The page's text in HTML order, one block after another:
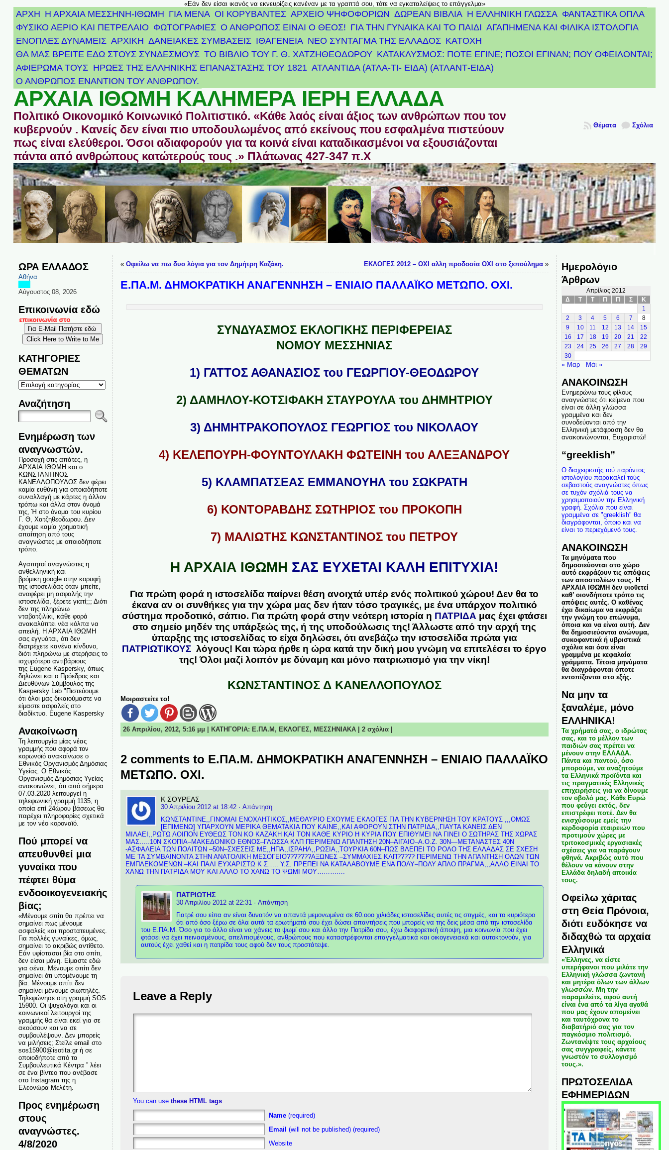
«Εάν δεν είσαι ικανός να εκνευρίζεις κανέναν με τα γραπτά σου, τότε να εγκαταλείψεις το επάγγελμα»
ΑΡΧΗ Η ΑΡΧΑΙΑ ΜΕΣΣΗΝΗ-ΙΘΩΜΗ ΓΙΑ ΜΕΝΑ ΟΙ ΚΟΡΥΒΑΝΤΕΣ ΑΡΧΕΊΟ ΨΗΦΟΦΟΡΙΏΝ ΔΩΡΕΑΝ ΒΙΒΛΙΑ Η ΕΛΛΗΝΙΚΗ ΓΛΩΣΣΑ ΦΑΝΤΑΣΤΙΚΑ ΟΠΛΑ
ΦΥΣΙΚΟ ΑΕΡΙΟ ΚΑΙ ΠΕΤΡΕΛΑΙΟ ΦΩΤΟΓΡΑΦΙΕΣ Ο ΑΝΘΡΩΠΟΣ ΕΙΝΑΙ Ο ΘΕΟΣ! ΓΙΑ ΤΗΝ ΓΥΝΑΙΚΑ ΚΑΙ ΤΟ ΠΑΙΔΙ ΑΓΑΠΗΜΕΝΑ ΚΑΙ ΦΙΛΙΚΑ ΙΣΤΟΛΟΓΙΑ
ΕΝΟΠΛΕΣ ΔΥΝΑΜΕΙΣ ΑΡΧΙΚΉ ΔΑΝΕΙΑΚΕΣ ΣΥΜΒΑΣΕΙΣ ΙΘΑΓΕΝΕΙΑ ΝΕΟ ΣΥΝΤΑΓΜΑ ΤΗΣ ΕΛΛΑΔΟΣ ΚΑΤΟΧΗ
ΘΑ ΜΑΣ ΒΡΕΙΤΕ ΕΔΩ ΣΤΟΥΣ ΣΥΝΔΕΣΜΟΥΣ ΤΟ ΒΙΒΛΙΟ ΤΟΥ Γ. Θ. ΧΑΤΖΗΘΕΟΔΩΡΟΥ ΚΑΤΑΚΛΥΣΜΟΣ: ΠΟΤΕ ΕΓΙΝΕ; ΠΟΣΟΙ ΕΓΙΝΑΝ; ΠΟΥ ΟΦΕΙΛΟΝΤΑΙ;
ΑΦΙΈΡΩΜΑ ΤΟΥΣ ΉΡΩΕΣ ΤΗΣ ΕΛΛΗΝΙΚΉΣ ΕΠΑΝΆΣΤΑΣΗΣ ΤΟΥ 1821 ΑΤΛΑΝΤΊΔΑ (ΑΤΛΑ-ΤΙ- ΕΙΔΑ) (ΑΤΛΑΝΤ-ΕΙΔΑ)
Ο ΑΝΘΡΩΠΟΣ ΕΝΑΝΤΙΟΝ ΤΟΥ ΑΝΘΡΩΠΟΥ.
ΑΡΧΑΙΑ ΙΘΩΜΗ ΚΑΛΗΜΕΡΑ ΙΕΡΗ ΕΛΛΑΔΑ
Πολιτικό Οικονομικό Κοινωνικό Πολιτιστικό. «Κάθε λαός είναι άξιος των ανθρώπων που τον
κυβερνούν . Κανείς δεν είναι πιο υποδουλωμένος από εκείνους που εσφαλμένα πιστεύουν
πως είναι ελεύθεροι. Όσοι αδιαφορούν για τα κοινά είναι καταδικασμένοι να εξουσιάζονται
πάντα από ανθρώπους κατώτερούς τους .» Πλάτωνας 427-347 π.Χ
Σχόλια
Θέματα
ΩΡΑ ΕΛΛΑΔΟΣ
Αθήνα
Αύγουστος 08, 2026
Επικοινωνία εδώ
επικοινωνία στο
ΚΑΤΗΓΟΡΙΕΣ
ΘΕΜΑΤΩΝ
ΚΑΤΗΓΟΡΙΕΣ
ΘΕΜΑΤΩΝ
Αναζήτηση
Ενημέρωση των
αναγνωστών.
Προσοχή στις απάτες, η
ΑΡΧΑΙΑ ΙΘΩΜΗ και ο
ΚΩΝΣΤΑΝΤΙΝΟΣ
ΚΑΝΕΛΛΟΠΟΥΛΟΣ δεν φέρει
καμία ευθύνη για οποιαδήποτε
συναλλαγή με κάρτες η άλλον
τρόπω και άλλα στον όνομά
της, Ή στο όνομα του κυρίου
Γ. Θ, Χατζηθεοδωρου. Δεν
έχουμε καμία χρηματική
απαίτηση από τους
αναγνώστες με οποιοδήποτε
τρόπο.
Αγαπητοί αναγνώστες η
ανθελληνική και
βρόμικη google στην κορυφή
της ιστοσελίδας όταν μπείτε,
αναφέρει μη ασφαλής την
ιστοσελίδα, ξέρετε γιατί;;; Διότι
δεν της πληρώνω
νταβατζιλίκι, κάθε φορά
ανακαλύπτει νέα κόλπα να
απειλή. Η ΑΡΧΑΙΑ ΙΘΩΜΗ
σας εγγυάται, ότι δεν
διατρέχετε κανένα κίνδυνο,
διότι πληρώνω με στερήσεις το
ισχυρότερο αντιβάριους
της Eugene Kaspersky, όπως
δηλώνει και ο Πρόεδρος και
Διευθύνων Σύμβουλος της
Kaspersky Lab "Πιστεύουμε
ότι όλοι μας δικαιούμαστε να
είμαστε ασφαλείς στο
διαδίκτυο. Eugene Kaspersky
Ανακοίνωση
Τη λειτουργία μίας νέας
γραμμής που αφορά τον
κορωνοϊό ανακοίνωσε ο
Εθνικός Οργανισμός Δημόσιας
Υγείας. Ο Εθνικός
Οργανισμός Δημόσιας Υγείας
ανακοινώνει, ότι από σήμερα
07.03.2020 λειτουργεί η
τηλεφωνική γραμμή 1135, η
οποία επί 24ώρου βάσεως θα
παρέχει πληροφορίες σχετικά
με τον νέο κοροναϊό.
Πού μπορεί να
απευθυνθεί μια
γυναίκα που
πέφτει θύμα
ενδοοικογενειακής
βίας;
«Μένουμε σπίτι θα πρέπει να
σημαίνει πως μένουμε
ασφαλείς και προστατευμένες.
Για πολλές γυναίκες, όμως,
σημαίνει το ακριβώς αντίθετο.
Εάν υφίστασαι βία στο σπίτι,
δεν είσαι μόνη. Είμαστε εδώ
για σένα. Μένουμε σπίτι δεν
σημαίνει ότι υπομένουμε τη
βία. Μένουμε σπίτι δεν
σημαίνει μένουμε σιωπηλές.
Τηλεφώνησε στη γραμμή SOS
15900. Οι ψυχολόγοι και οι
κοινωνικοί λειτουργοί της
γραμμής θα είναι εκεί για σε
ακούσουν και να σε
συμβουλέψουν. Δεν μπορείς
να μιλήσεις; Στείλε email στο
sos15900@isotita.gr ή σε
οποιοδήποτε από τα
Συμβουλευτικά Κέντρα ” λέει
σε ένα βίντεο που ανέβασε
στο Instagram της η
Ελεονώρα Μελέτη.
Προς ενημέρωση
στους
αναγνώστες.
4/8/2020
« Οφείλω να πω δυο λόγια για τον Δημήτρη Καζάκη. ΕΚΛΟΓΕΣ 2012 – OXI αλλη προδοσία ΟΧΙ στο ξεπούλημα»
Ε.ΠΑ.Μ. ΔΗΜΟΚΡΑΤΙΚΗ ΑΝΑΓΕΝΝΗΣΗ – ΕΝΙΑΙΟ ΠΑΛΛΑΪΚΟ ΜΕΤΩΠΟ. ΟΧΙ.
ΣΥΝΔΥΑΣΜΟΣ ΕΚΛΟΓΙΚΗΣ ΠΕΡΙΦΕΡΕΙΑΣ
ΝΟΜΟΥ ΜΕΣΣΗΝΙΑΣ
1) ΓΑΤΤΟΣ ΑΘΑΝΑΣΙΟΣ του ΓΕΩΡΓΙΟΥ-ΘΕΟΔΩΡΟΥ
2) ΔΑΜΗΛΟΥ-ΚΟΤΣΙΦΑΚΗ ΣΤΑΥΡΟΥΛΑ του ΔΗΜΗΤΡΙΟΥ
3) ΔΗΜΗΤΡΑΚΟΠΟΥΛΟΣ ΓΕΩΡΓΙΟΣ του ΝΙΚΟΛΑΟΥ
4) ΚΕΛΕΠΟΥΡΗ-ΦΟΥΝΤΟΥΛΑΚΗ ΦΩΤΕΙΝΗ του ΑΛΕΞΑΝΔΡΟΥ
5) ΚΛΑΜΠΑΤΣΕΑΣ ΕΜΜΑΝΟΥΗΛ του ΣΩΚΡΑΤΗ
6) ΚΟΝΤΟΡΑΒΔΗΣ ΣΩΤΗΡΙΟΣ του ΠΡΟΚΟΠΗ
7) ΜΑΛΙΩΤΗΣ ΚΩΝΣΤΑΝΤΙΝΟΣ του ΠΕΤΡΟΥ
Η ΑΡΧΑΙΑ ΙΘΩΜΗ ΣΑΣ ΕΥΧΕΤΑΙ ΚΑΛΗ ΕΠΙΤΥΧΙΑ!
Για πρώτη φορά η ιστοσελίδα παίρνει θέση ανοιχτά υπέρ ενός πολιτικού χώρου! Δεν θα το
έκανα αν οι συνθήκες για την χώρα μας δεν ήταν τόσο τραγικές, με ένα υπάρχον πολιτικό
σύστημα προδοτικό, σάπιο. Για πρώτη φορά στην νεότερη ιστορία η ΠΑΤΡΙΔΑ μας έχει φτάσει
στο σημείο μηδέν της υπάρξεώς της, ή της υποδούλωσις της! Άλλωστε από την αρχή της
ύπαρξης της ιστοσελίδας το είχα δηλώσει, ότι ανεβάζω την ιστοσελίδα πρώτα για
ΠΑΤΡΙΩΤΙΚΟΥΣ λόγους! Και τώρα ήρθε η ώρα κατά την δική μου γνώμη να επιτελέσει το έργο
της! Όλοι μαζί λοιπόν με δύναμη και μόνο πατριωτισμό για την νίκη!
ΚΩΝΣΤΑΝΤΙΝΟΣ Δ ΚΑΝΕΛΛΟΠΟΥΛΟΣ
Μοιραστείτε το!
26 Απριλίου, 2012, 5:16 μμ | ΚΑΤΗΓΟΡΙΑ: Ε.ΠΑ.Μ, ΕΚΛΟΓΕΣ, ΜΕΣΣΗΝΙΑΚΑ| 2 σχόλια|
2 comments to Ε.ΠΑ.Μ. ΔΗΜΟΚΡΑΤΙΚΗ ΑΝΑΓΕΝΝΗΣΗ – ΕΝΙΑΙΟ ΠΑΛΛΑΪΚΟ
ΜΕΤΩΠΟ. ΟΧΙ.
Κ ΣΟΥΡΕΑΣ
30 Απριλίου 2012 at 18:42 · Απάντηση
ΚΩΝΣΤΑΝΤΙΝΕ,,ΓΙΝΟΜΑΙ ΕΝΟΧΛΗΤΙΚΟΣ,,ΜΕΘΑΥΡΙΟ ΕΧΟΥΜΕ ΕΚΛΟΓΕΣ ΓΙΑ ΤΗΝ ΚΥΒΕΡΝΗΣΗ ΤΟΥ ΚΡΑΤΟΥΣ ,,,ΟΜΩΣ
[ΕΠΙΜΕΝΩ] ΥΠΑΡΧΟΥΝ ΜΕΡΙΚΑ ΘΕΜΑΤΑΚΙΑ ΠΟΥ ΚΑΙΝΕ,,ΚΑΙ ΑΦΟΡΟΥΝ ΣΤΗΝ ΠΑΤΡΙΔΑ,,ΓΙΑΥΤΑ ΚΑΝΕΙΣ ΔΕΝ
ΜΙΛΑΕΙ,,ΡΩΤΩ ΛΟΙΠΟΝ ΕΥΘΕΩΣ ΤΟΝ ΚΟ ΚΑΖΑΚΗ ΚΑΙ ΤΟΝ ΚΑΘΕ ΚΥΡΙΟ Η ΚΥΡΙΑ ΠΟΥ ΕΠΙΘΥΜΕΙ ΝΑ ΓΙΝΕΙ Ο ΣΩΤΗΡΑΣ ΤΗΣ ΧΩΡΑΣ
ΜΑΣ…..10Ν ΣΚΟΠΙΑ–ΜΑΚΕΔΟΝΙΚΟ ΕΘΝΟΣ–ΓΛΩΣΣΑ ΚΛΠ ΠΕΡΙΜΕΝΩ ΑΠΑΝΤΗΣΗ 20Ν–ΑΙΓΑΙΟ–Α.Ο.Ζ. 30Ν—ΜΕΤΑΝΑΣΤΕΣ 40Ν
-ΑΣΦΑΛΕΙΑ ΤΩΝ ΠΟΛΙΤΩΝ –50Ν–ΣΧΕΣΕΙΣ ΜΕ,,ΗΠΑ,,ΙΣΡΑΗΛ,,ΡΩΣΙΑ,,ΤΟΥΡΚΙΑ 60Ν–ΠΩΣ ΒΛΕΠΕΙ ΤΟ ΡΟΛΟ ΤΗΣ ΕΛΛΑΔΑΣ ΣΕ ΣΧΕΣΗ
ΜΕ ΤΑ ΣΥΜΒΑΙΝΟΝΤΑ ΣΤΗΝ ΑΝΑΤΟΛΙΚΗ ΜΕΣΟΓΕΙΟ???????ΑΞΩΝΕΣ –ΣΥΜΜΑΧΙΕΣ ΚΛΠ????? ΠΕΡΙΜΕΝΩ ΤΗΝ ΑΠΑΝΤΗΣΗ ΟΛΩΝ ΤΩΝ
ΕΜΠΛΕΚΟΜΕΝΩΝ –ΚΑΙ ΠΑΛΙ ΕΥΧΑΡΙΣΤΩ Κ Σ….. Υ.Σ. ΠΡΕΠΕΙ ΝΑ ΚΑΤΑΛΑΒΟΥΜΕ ΕΝΑ ΠΟΛΥ–ΠΟΛΥ ΑΠΛΟ ΠΡΑΓΜΑ,,,ΑΛΛΟ ΕΙΝΑΙ ΤΟ
ΧΑΝΩ ΤΗΝ ΠΑΤΡΙΔΑ ΜΟΥ ΚΑΙ ΑΛΛΟ ΤΟ ΧΑΝΩ ΤΟ ΨΩΜΙ ΜΟΥ………….
ΠΑΤΡΙΩΤΗΣ
30 Απριλίου 2012 at 22:31 · Απάντηση
Γιατρέ σου είπα αν είναι δυνατόν να απαντά μεμονωμένα σε 60.οοο χιλιάδες ιστοσελίδες αυτές τις στιγμές, και το κυριότερο
ότι από όσο ξέρω σε όλα αυτά τα ερωτήματά σου έχει δώσει απαντήσεις που μπορείς να της δεις μέσα από την ιστοσελίδα
του Ε.ΠΑ.Μ. Όσο για το άλλο είναι να χάνεις το ψωμί σου και άλλο την Πατρίδα σου, έχω διαφορετική άποψη, μια κοινωνία που έχει
φτάσει να έχει πεινασμένους, απελπισμένους, ανθρώπους που καταστρέφονται επαγγελματικά και οικογενειακά και αυτοκτονούν, για
αυτούς έχει χαθεί και η πατρίδα τους αφού δεν τους προστάτεψε.
Leave a Reply
You can use these HTML tags
Name (required)
Email (will not be published) (required)
Website
Ημερολόγιο
Άρθρων
Απρίλιος 2012
Δ
Τ Τ Π Π Σ
Κ
1
2
3 4 5 6 7
8
9
10 11 12 13 14
15
16
17 18 19 20 21
22
23
24 25 26 27 28
29
30
« Μαρ Μάι »
ΑΝΑΚΟΙΝΩΣΗ
Ενημερώνω τους φίλους
αναγνώστες ότι κείμενα που
είναι σε άλλη γλώσσα
γραμμένα και δεν
συνοδεύονται από την
Ελληνική μετάφραση δεν θα
ανακοινώνονται, Ευχαριστώ!
“greeklish”
Ο διαχειριστής τού παρόντος
ιστολογίου παρακαλεί τούς
σεβαστούς αναγνώστες όπως
σε τυχόν σχόλιά τους να
χρησιμοποιούν την Ελληνική
γραφή. Σχόλια που είναι
γραμμένα σε "greeklish" θα
διαγράφονται, όποιο και να
είναι το περιεχόμενό τους.
ΑΝΑΚΟΙΝΩΣΗ
Τα μηνύματα που
δημοσιεύονται στο χώρο
αυτό εκφράζουν τις απόψεις
των αποστολέων τους. Η
ΑΡΧΑΙΑ ΙΘΩΜΗ δεν υιοθετεί
καθ’ οιονδήποτε τρόπο τις
απόψεις αυτές. Ο καθένας
έχει δικαίωμα να εκφράζει
την γνώμη του επώνυμα,
όποια και να είναι αυτή. Δεν
θα δημοσιεύονται ανώνυμα,
συκοφαντικά ή υβριστικά
σχόλια και όσα είναι
γραμμένα με κεφαλαία
γράμματα. Τέτοια μηνύματα
θα διαγράφονται όποτε
εντοπίζονται στο εξής.
Να μην τα
ξαναλέμε, μόνο
ΕΛΛΗΝΙΚΑ!
Τα χρήματά σας, ο ιδρώτας
σας, και το μέλλον των
παιδιών σας πρέπει να
μένουν στην ΕΛΛΑΔΑ.
Πάντα και παντού, όσο
μπορούμε, να αναζητούμε
τα Ελληνικά προϊόντα και
τις πραγματικές Ελληνικές
επιχειρήσεις για να δίνουμε
τον οβολό μας. Κάθε Ευρώ
που φεύγει εκτός, δεν
επιστρέφει ποτέ. Δεν θα
ενισχύσουμε εμείς την
κερδοφορία εταιρειών που
προτιμούν χώρες με
τριτοκοσμικές εργασιακές
σχέσεις για να παράγουν
φθηνά. Ακριβώς αυτό που
θέλουν να κάνουν στην
Ελλάδα δηλαδή αποικία
τους.
Οφείλω χάριτας
στη Θεία Πρόνοια,
διότι ευδόκησε να
διδαχθώ τα αρχαία
Ελληνικά
«Έλληνες, να είστε
υπερήφανοι που μιλάτε την
Ελληνική γλώσσα ζωντανή
και μητέρα όλων των άλλων
γλωσσών. Μη την
παραμελείτε, αφού αυτή
είναι ένα από τα λίγα αγαθά
που μας έχουν απομείνει
και ταυτόχρονα το
διαβατήριό σας για τον
παγκόσμιο πολιτισμό.
Ζωντανέψτε τους αρχαίους
σας συγγραφείς, κάνετε
γνωστόν το συλλογισμό
τους.».
ΠΡΩΤΟΣΕΛΙΔΑ
ΕΦΗΜΕΡΙΔΩΝ